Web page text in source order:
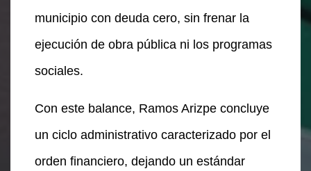
municipio con deuda cero, sin frenar la
ejecución de obra pública ni los programas
sociales.
Con este balance, Ramos Arizpe concluye
un ciclo administrativo caracterizado por el
orden financiero, dejando un estándar